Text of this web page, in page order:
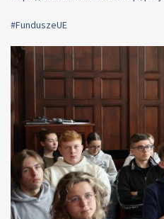
#FunduszeUE